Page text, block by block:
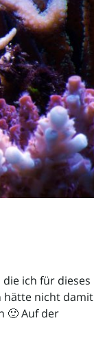
ich für dieses
hätte nicht damit
🙂 Auf der